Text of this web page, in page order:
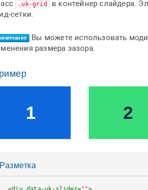
.uk-grid
в контейнер слайдера.
сетки.
Вы можете использовать
размера зазора.
Разметка